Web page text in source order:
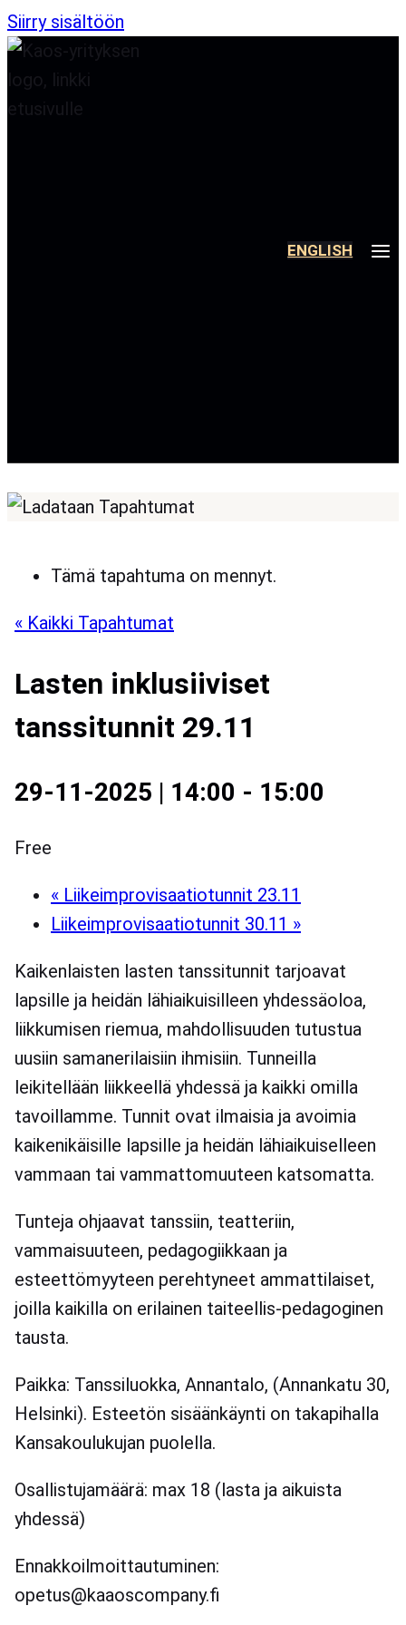
Siirry sisältöön
ENGLISH
Tämä tapahtuma on mennyt.
« Kaikki Tapahtumat
Lasten inklusiiviset
tanssitunnit 29.11
29-11-2025 | 14:00 - 15:00
Free
« Liikeimprovisaatiotunnit 23.11
Liikeimprovisaatiotunnit 30.11 »
Kaikenlaisten lasten tanssitunnit tarjoavat
lapsille ja heidän lähiaikuisilleen yhdessäoloa,
liikkumisen riemua, mahdollisuuden tutustua
uusiin samanerilaisiin ihmisiin. Tunneilla
leikitellään liikkeellä yhdessä ja kaikki omilla
tavoillamme. Tunnit ovat ilmaisia ja avoimia
kaikenikäisille lapsille ja heidän lähiaikuiselleen
vammaan tai vammattomuuteen katsomatta.
Tunteja ohjaavat tanssiin, teatteriin,
vammaisuuteen, pedagogiikkaan ja
esteettömyyteen perehtyneet ammattilaiset,
joilla kaikilla on erilainen taiteellis-pedagoginen
tausta.
Paikka: Tanssiluokka, Annantalo, (Annankatu 30,
Helsinki). Esteetön sisäänkäynti on takapihalla
Kansakoulukujan puolella.
Osallistujamäärä: max 18 (lasta ja aikuista
yhdessä)
Ennakkoilmoittautuminen:
opetus@kaaoscompany.fi